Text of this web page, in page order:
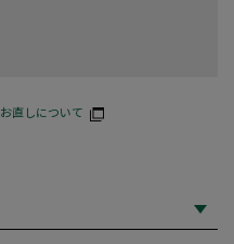
お直しについて